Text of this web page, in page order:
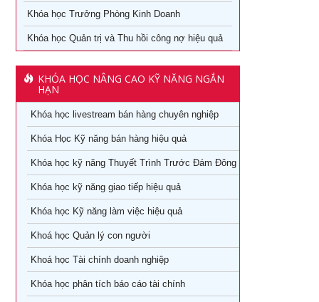
Cách đăng bán hàng trên Facebook hiệu quả
Khóa học Digital Marketing dành cho CMO
Khoá học Kinh Doanh online chuyên nghiệp
Khóa học Quản trị và Thu hồi công nợ hiệu quả
Khoá học Nhân tướng học nâng cao trong quản trị nhân
Khoá học Tài chính dành cho nhà quản trị không chuyên
Khoá học Xem chỉ tay biết người
Khoá học quản lý con người
Khoá học Quản Trị Trải Nghiệm Khách Hàng
Khóa học kỹ năng làm việc hiệu quả tại TPHCM
khóa học kaizen 5s – hiểu đúng và làm đúng
Khóa học Quản trị mua hàng
Tuyển dụng, giữ và sa thải nhân viên
Khóa học dành cho Quản Lý Cấp Trung TPHCM
Khóa Học đào tạo giảng viên nội bộ tại TPHCM
Khóa Học Quản Đốc Sản Xuất Tại TPHCM
Khóa Học Phong Thủy Chuyên Sâu Tại TPHCM
Khóa học Trưởng Phòng Kinh Doanh
Khóa học Quản trị và Thu hồi công nợ hiệu quả
KHÓA HỌC NÂNG CAO KỸ NĂNG NGẮN
HẠN
Khóa học livestream bán hàng chuyên nghiệp
Khóa Học Kỹ năng bán hàng hiệu quả
Khóa học kỹ năng Thuyết Trình Trước Đám Đông
Khóa học kỹ năng giao tiếp hiệu quả
Khóa học Kỹ năng làm việc hiệu quả
Khoá học Quản lý con người
Khoá học Tài chính doanh nghiệp
Khóa học phân tích báo cáo tài chính